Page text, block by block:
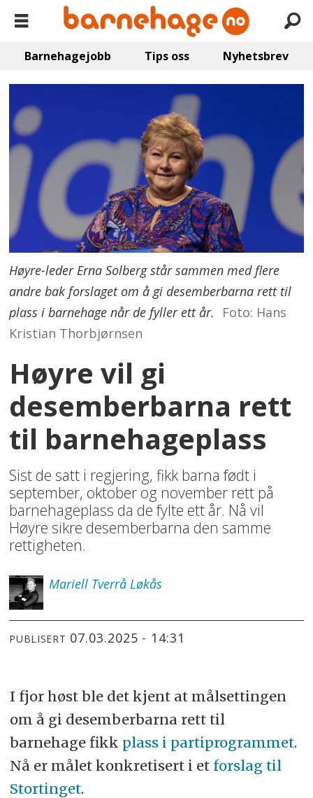
Barnehagejobb Tips oss Nyhetsbrev
Høyre-leder Erna Solberg står sammen med flere
andre bak forslaget om å gi desemberbarna rett til
plass i barnehage når de fyller ett år.
Foto: Hans
Kristian Thorbjørnsen
Høyre vil gi
desemberbarna rett
til barnehageplass
Sist de satt i regjering, fikk barna født i
september, oktober og november rett på
barnehageplass da de fylte ett år. Nå vil
Høyre sikre desemberbarna den samme
rettigheten.
Mariell Tverrå Løkås
PUBLISERT 07.03.2025 - 14:31
I fjor høst ble det kjent at målsettingen
om å gi desemberbarna rett til
barnehage fikk plass i partiprogrammet.
Nå er målet konkretisert i et forslag til
Stortinget.